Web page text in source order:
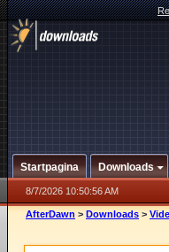
Startpagina Downloads
8/7/2026 10:50:56 AM
AfterDawn > Downloads >